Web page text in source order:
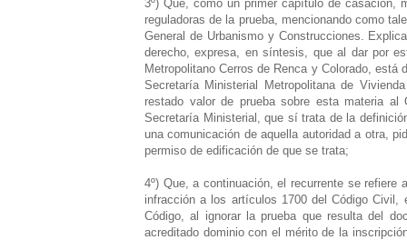
3º) Que, como un primer capítulo de casación,
reguladoras de la prueba, mencionando como
General de Urbanismo y Construcciones.
derecho, expresa, en síntesis, que al dar por
Metropolitano Cerros de Renca y Colorado, está
Secretaría Ministerial Metropolitana de
restado valor de prueba sobre esta materia
Secretaría Ministerial, que sí trata de la
una comunicación de aquella autoridad a otra,
permiso de edificación de que se trata;
4º) Que, a continuación, el recurrente se
infracción a los artículos 1700 del Código
Código, al ignorar la prueba que resulta del
acreditado dominio con el mérito de la